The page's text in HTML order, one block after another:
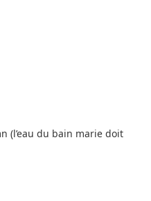
(l’eau du bain marie doit